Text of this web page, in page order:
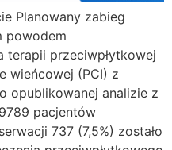
Planowany zabieg
powodem
terapii przeciwpłytkowej
wieńcowej (PCI) z
opublikowanej analizie z
pacjentów
737 (7,5%) zostało